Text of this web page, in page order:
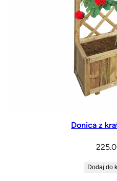
Donica z
Dodaj do